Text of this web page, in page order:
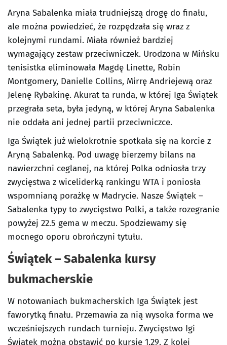
Aryna Sabalenka miała trudniejszą drogę do finału,
ale można powiedzieć, że rozpędzała się wraz z
kolejnymi rundami. Miała również bardziej
wymagający zestaw przeciwniczek. Urodzona w Mińsku
tenisistka eliminowała Magdę Linette, Robin
Montgomery, Danielle Collins, Mirrę Andriejewą oraz
Jelenę Rybakinę. Akurat ta runda, w której Iga Świątek
przegrała seta, była jedyną, w której Aryna Sabalenka
nie oddała ani jednej partii przeciwniczce.
Iga Świątek już wielokrotnie spotkała się na korcie z
Aryną Sabalenką. Pod uwagę bierzemy bilans na
nawierzchni ceglanej, na której Polka odniosła trzy
zwycięstwa z wiceliderką rankingu WTA i poniosła
wspomnianą porażkę w Madrycie. Nasze Świątek –
Sabalenka typy to zwycięstwo Polki, a także rozegranie
powyżej 22.5 gema w meczu. Spodziewamy się
mocnego oporu obrończyni tytułu.
Świątek – Sabalenka kursy
bukmacherskie
W notowaniach bukmacherskich Iga Świątek jest
faworytką finału. Przemawia za nią wysoka forma we
wcześniejszych rundach turnieju. Zwycięstwo Igi
Świątek można obstawić po kursie 1.29. Z kolei